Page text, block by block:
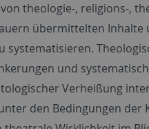
theologie-, religions-,
übermittelten Inhalte
und
Verheißung
den Bedingungen